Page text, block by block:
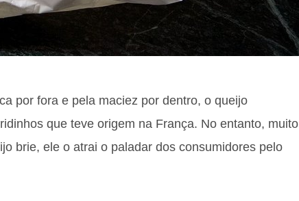
por fora e pela maciez por dentro, o queijo
que teve origem na França. No entanto, muito
brie, ele o atrai o paladar dos consumidores pelo